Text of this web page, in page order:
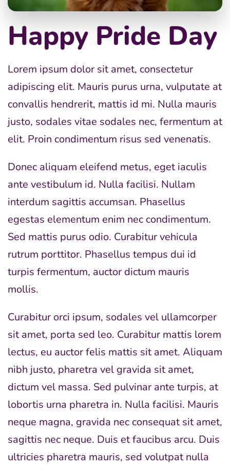
Happy Pride Day
Lorem ipsum dolor sit amet, consectetur
adipiscing elit. Mauris purus urna, vulputate at
convallis hendrerit, mattis id mi. Nulla mauris
justo, sodales vitae sodales nec, fermentum at
elit. Proin condimentum risus sed venenatis.
Donec aliquam eleifend metus, eget iaculis
ante vestibulum id. Nulla facilisi. Nullam
interdum sagittis accumsan. Phasellus
egestas elementum enim nec condimentum.
Sed mattis purus odio. Curabitur vehicula
rutrum porttitor. Phasellus tempus dui id
turpis fermentum, auctor dictum mauris
mollis.
Curabitur orci ipsum, sodales vel ullamcorper
sit amet, porta sed leo. Curabitur mattis lorem
lectus, eu auctor felis mattis sit amet. Aliquam
nibh justo, pharetra vel gravida sit amet,
dictum vel massa. Sed pulvinar ante turpis, at
lobortis urna pharetra in. Nulla facilisi. Mauris
neque magna, gravida nec consequat sit amet,
sagittis nec neque. Duis et faucibus arcu. Duis
ultricies pharetra mauris, sed volutpat nulla